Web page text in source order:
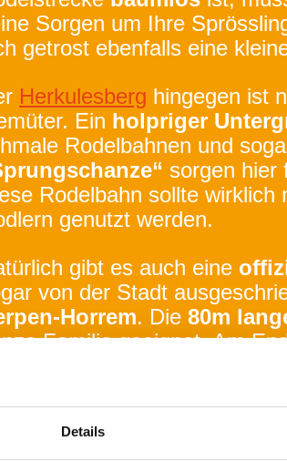
Details
Sorgen um Ihre
getrost ebenfalls eine
Herkulesberg hingegen ist
Ein holpriger
Rodelbahnen und
sorgen hier
Rodelbahn sollte wirklich
genutzt werden.
gibt es auch eine
von der Stadt
Horrem. Die 80m
Familie geeignet. Am
Rodelbahnen kennt ihr
Dann haben wir hier noch